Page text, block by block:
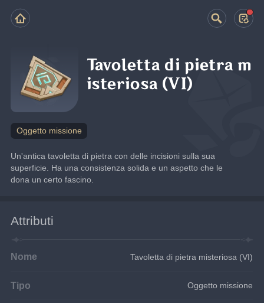
Tavoletta di pietra m
isteriosa (VI)
Oggetto missione
Un'antica tavoletta di pietra con delle incisioni sulla sua
superficie. Ha una consistenza solida e un aspetto che le
dona un certo fascino.
Attributi
Nome Tavoletta di pietra misteriosa (VI)
Tipo Oggetto missione